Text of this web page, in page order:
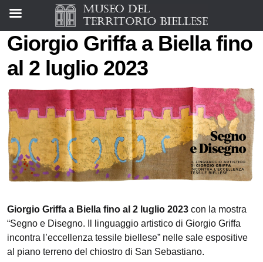
Giorgio Griffa a Biella fino
al 2 luglio 2023
Giorgio Griffa a Biella fino al 2 luglio 2023 con la mostra
“Segno e Disegno. Il linguaggio artistico di Giorgio Griffa
incontra l’eccellenza tessile biellese” nelle sale espositive
al piano terreno del chiostro di San Sebastiano.